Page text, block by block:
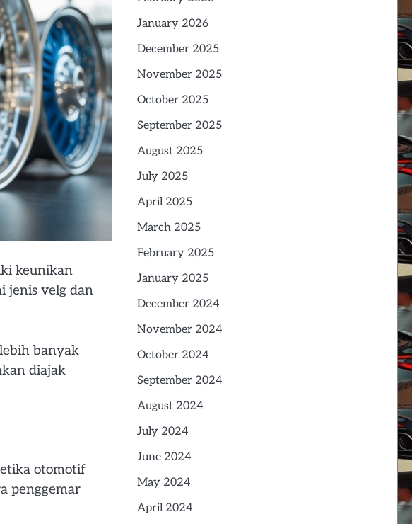
keunikan
jenis velg dan
banyak
diajak
otomotif
penggemar
January 2026
December 2025
November 2025
October 2025
September 2025
August 2025
July 2025
April 2025
March 2025
February 2025
January 2025
December 2024
November 2024
October 2024
September 2024
August 2024
July 2024
June 2024
May 2024
April 2024